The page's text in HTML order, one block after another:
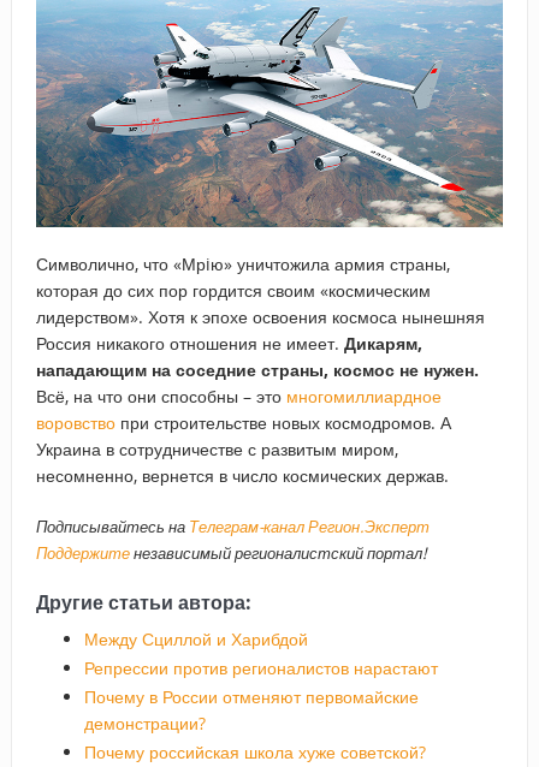
Символично, что «Мрiю» уничтожила армия страны,
которая до сих пор гордится своим «космическим
лидерством». Хотя к эпохе освоения космоса нынешняя
Россия никакого отношения не имеет. Дикарям,
нападающим на соседние страны, космос не нужен.
Всё, на что они способны – это многомиллиардное
воровствопри строительстве новых космодромов. А
Украина в сотрудничестве с развитым миром,
несомненно, вернется в число космических держав.
Подписывайтесь на Телеграм-канал Регион.Эксперт
Поддержитенезависимый регионалистский портал!
Другие статьи автора:
Между Сциллой и Харибдой
Репрессии против регионалистов нарастают
Почему в России отменяют первомайские
демонстрации?
Почему российская школа хуже советской?